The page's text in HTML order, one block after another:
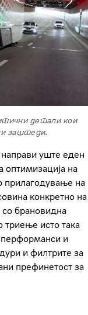
детали кои
заштеди.
уште еден
оптимизација на
прилагодување на
конкретно на
брановидна
исто така
перформанси и
и филтрите за
префинетост за